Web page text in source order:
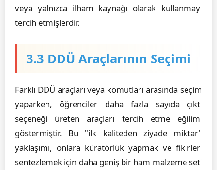
veya yalnızca ilham kaynağı olarak kullanmayı
tercih etmişlerdir.
3.3 DDÜ Araçlarının Seçimi
Farklı DDÜ araçları veya komutları arasında seçim
yaparken, öğrenciler daha fazla sayıda çıktı
seçeneği üreten araçları tercih etme eğilimi
göstermiştir. Bu "ilk kaliteden ziyade miktar"
yaklaşımı, onlara küratörlük yapmak ve fikirleri
sentezlemek için daha geniş bir ham malzeme seti